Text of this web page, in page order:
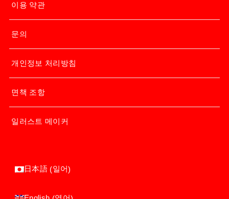
이용 약관
문의
개인정보 처리방침
면책 조항
일러스트 메이커
日本語 (일어)